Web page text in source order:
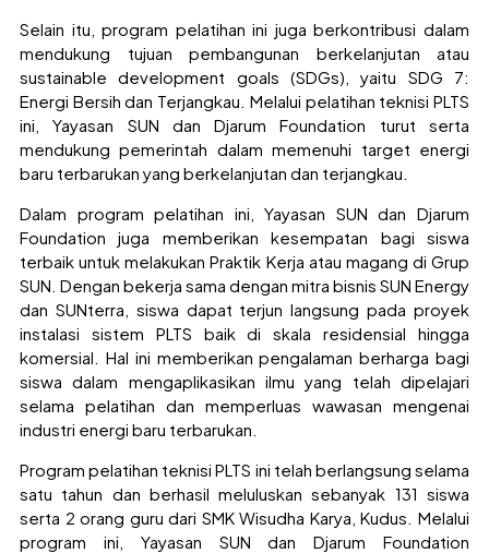
Selain itu, program pelatihan ini juga berkontribusi dalam
mendukung tujuan pembangunan berkelanjutan atau
sustainable development goals (SDGs), yaitu SDG 7:
Energi Bersih dan Terjangkau. Melalui pelatihan teknisi PLTS
ini, Yayasan SUN dan Djarum Foundation turut serta
mendukung pemerintah dalam memenuhi target energi
baru terbarukan yang berkelanjutan dan terjangkau.
Dalam program pelatihan ini, Yayasan SUN dan Djarum
Foundation juga memberikan kesempatan bagi siswa
terbaik untuk melakukan Praktik Kerja atau magang di Grup
SUN. Dengan bekerja sama dengan mitra bisnis SUN Energy
dan SUNterra, siswa dapat terjun langsung pada proyek
instalasi sistem PLTS baik di skala residensial hingga
komersial. Hal ini memberikan pengalaman berharga bagi
siswa dalam mengaplikasikan ilmu yang telah dipelajari
selama pelatihan dan memperluas wawasan mengenai
industri energi baru terbarukan.
Program pelatihan teknisi PLTS ini telah berlangsung selama
satu tahun dan berhasil meluluskan sebanyak 131 siswa
serta 2 orang guru dari SMK Wisudha Karya, Kudus. Melalui
program ini, Yayasan SUN dan Djarum Foundation